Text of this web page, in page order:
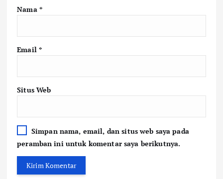
Nama *
Email *
Situs Web
Simpan nama, email, dan situs web saya pada
peramban ini untuk komentar saya berikutnya.